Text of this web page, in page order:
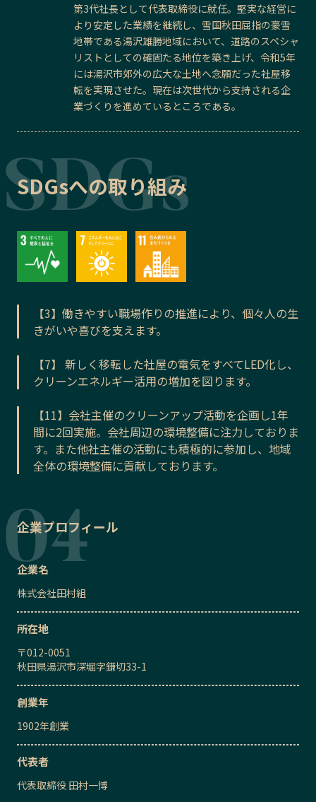
第3代社長として代表取締役に就任。堅実な経営に
より安定した業績を継続し、雪国秋田屈指の豪雪
地帯である湯沢雄勝地域において、道路のスペシャ
リストとしての確固たる地位を築き上げ、令和5年
には湯沢市郊外の広大な土地へ念願だった社屋移
転を実現させた。現在は次世代から支持される企
業づくりを進めているところである。
SDGsへの取り組み
【3】働きやすい職場作りの推進により、個々人の生
きがいや喜びを支えます。
【7】 新しく移転した社屋の電気をすべてLED化し、
クリーンエネルギー活用の増加を図ります。
【11】会社主催のクリーンアップ活動を企画し1年
間に2回実施。会社周辺の環境整備に注力しておりま
す。また他社主催の活動にも積極的に参加し、地域
全体の環境整備に貢献しております。
企業プロフィール
企業名
株式会社田村組
所在地
〒012-0051
秋田県湯沢市深堀字鎌切33-1
創業年
1902年創業
代表者
代表取締役 田村一博